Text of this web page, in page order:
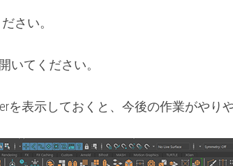
さい。
いてください。
を表示しておくと、今後の作業がやり